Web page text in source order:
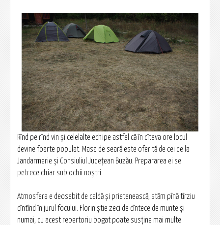
Rînd pe rînd vin și celelalte echipe astfel că în cîteva ore locul
devine foarte populat. Masa de seară este oferită de cei de la
Jandarmerie și Consiuliul Județean Buzău. Prepararea ei se
petrece chiar sub ochii noștri.
Atmosfera e deosebit de caldă și prietenească, stăm pînă tîrziu
cîntînd în jurul focului. Florin știe zeci de cîntece de munte și
numai, cu acest repertoriu bogat poate susține mai multe